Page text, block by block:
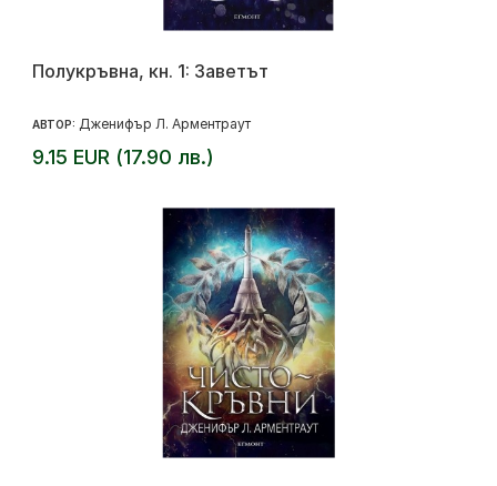
Полукръвна, кн. 1: Заветът
АВТОР: Дженифър Л. Арментраут
9.15 EUR (17.90 лв.)